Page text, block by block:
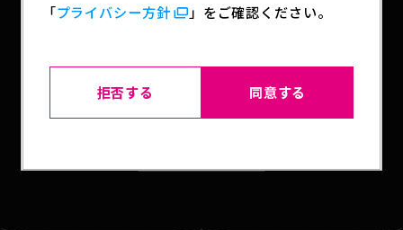
「プライバシー方針 」をご確認ください。
拒否する 同意する